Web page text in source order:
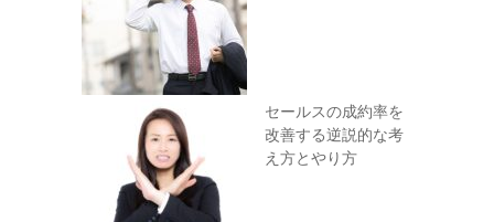
セールスの成約率を
改善する逆説的な考
え方とやり方